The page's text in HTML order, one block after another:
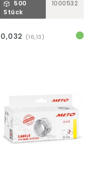
500
Stück
1000532
0,032 (16,13)